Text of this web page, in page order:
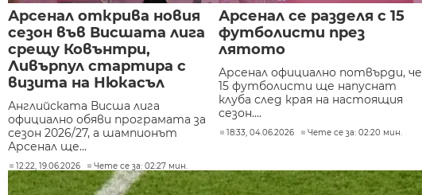
Арсенал открива новия
сезон във Висшата лига
срещу Ковънтри,
Ливърпул стартира с
визита на Нюкасъл
Английската Висша лига
официално обяви програмата за
сезон 2026/27, а шампионът
Арсенал ще...
12:22, 19.06.2026 Чете се за: 02:27 мин.
Арсенал се разделя с 15
футболисти през
лятото
Арсенал официално потвърди, че
15 футболисти ще напуснат
клуба след края на настоящия
сезон....
18:33, 04.06.2026 Чете се за: 02:20 мин.